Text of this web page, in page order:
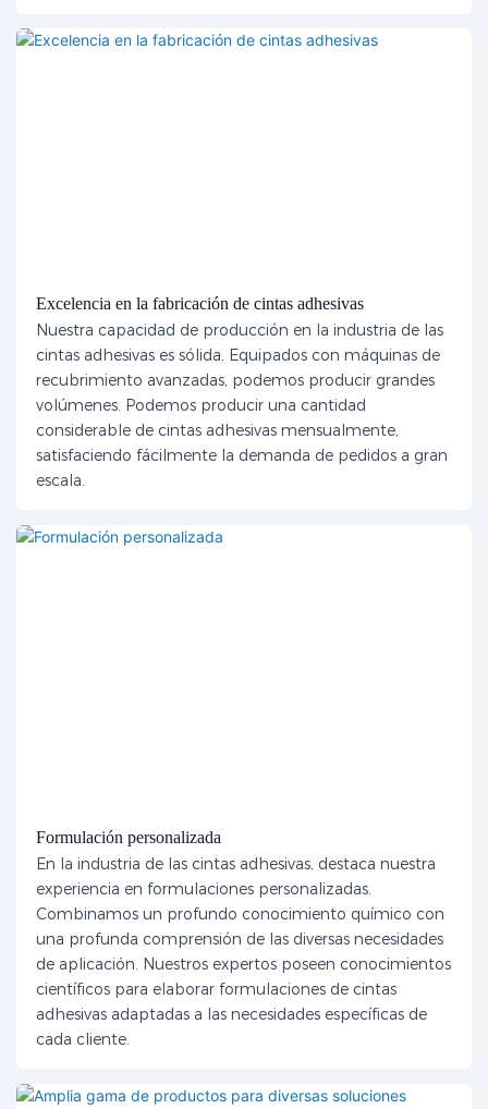
Excelencia en la fabricación de cintas adhesivas
Nuestra capacidad de producción en la industria de las
cintas adhesivas es sólida. Equipados con máquinas de
recubrimiento avanzadas, podemos producir grandes
volúmenes. Podemos producir una cantidad
considerable de cintas adhesivas mensualmente,
satisfaciendo fácilmente la demanda de pedidos a gran
escala.
Formulación personalizada
En la industria de las cintas adhesivas, destaca nuestra
experiencia en formulaciones personalizadas.
Combinamos un profundo conocimiento químico con
una profunda comprensión de las diversas necesidades
de aplicación. Nuestros expertos poseen conocimientos
científicos para elaborar formulaciones de cintas
adhesivas adaptadas a las necesidades específicas de
cada cliente.